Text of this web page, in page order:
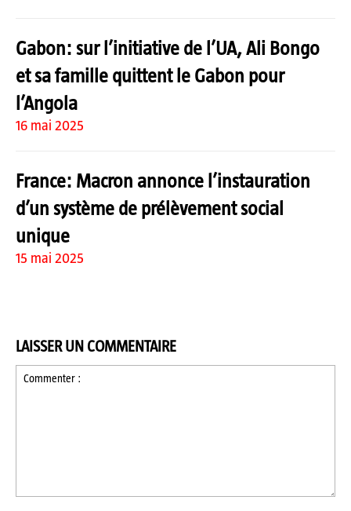
Gabon: sur l’initiative de l’UA, Ali Bongo
et sa famille quittent le Gabon pour
l’Angola
16 mai 2025
France: Macron annonce l’instauration
d’un système de prélèvement social
unique
15 mai 2025
LAISSER UN COMMENTAIRE